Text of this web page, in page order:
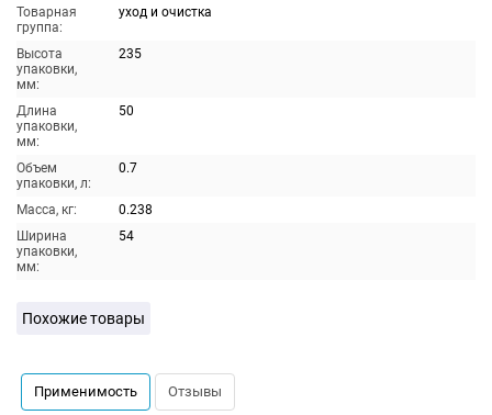
Товарная
группа:
уход и очистка
Высота
упаковки,
мм:
235
Длина
упаковки,
мм:
50
Объем
упаковки, л:
0.7
Масса, кг:
0.238
Ширина
упаковки,
мм:
54
Похожие товары
Применимость Отзывы